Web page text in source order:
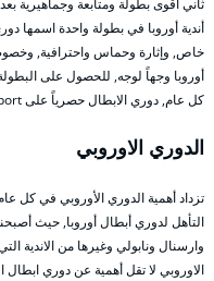
أندية أوروبا في بطولة واحدة اسمها
خاص, وإثارة وحماس واحترافية,
أوروبا وجهاً لوجه, للحصول على
كل عام, دوري الابطال حصرياً على sport
الدوري الاوروبي
تزداد أهمية الدوري الأوروبي في كل
التأهل لدوري أبطال أوروبا, حيث
وارسنال ونابولي وغيرها من الاندية
الاوروبي لا تقل أهمية عن دوري ابطال